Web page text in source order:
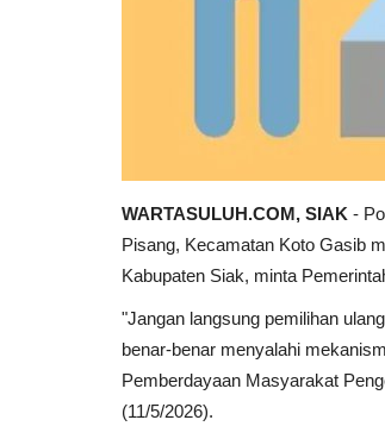
WARTASULUH.COM, SIAK -
Pisang, Kecamatan Koto Gasib
Kabupaten Siak, minta
"Jangan langsung pemilihan
benar-benar menyalahi
Pemberdayaan Masyarakat
(11/5/2026).